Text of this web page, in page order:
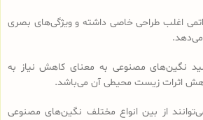
اغلب طراحی خاصی داشته و ویژگی‌های بصری
می‌دهد.
نگین‌های مصنوعی به معنای کاهش نیاز به
اثرات زیست محیطی آن می‌باشد.
از بین انواع مختلف نگین‌های مصنوعی